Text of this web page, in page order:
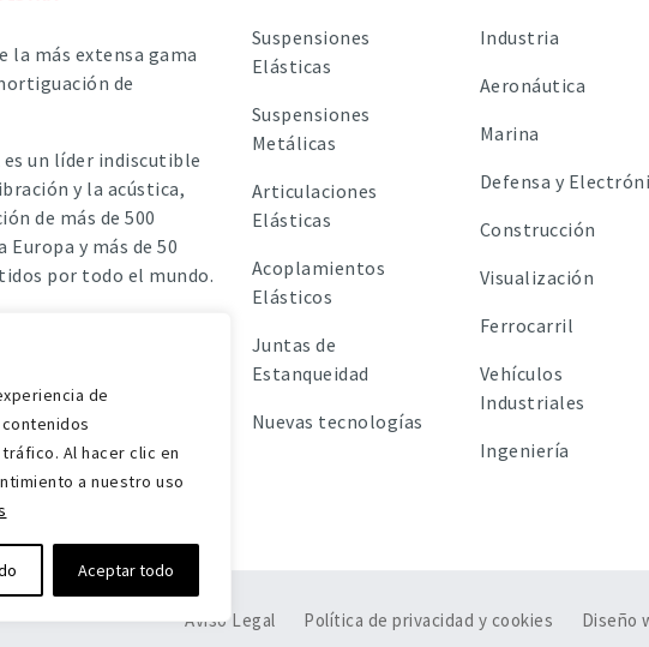
de
Al hacer clic en
a nuestro uso
Aceptar todo
la más extensa gama
de
es un líder indiscutible
y la acústica,
de más de 500
y más de 50
por todo el mundo.
Suspensiones
Elásticas
Suspensiones
Metálicas
Articulaciones
Elásticas
Acoplamientos
Elásticos
Juntas de
Estanqueidad
Nuevas tecnologías
Industria
Aeronáutica
Marina
Defensa y
Construcción
Visualización
Ferrocarril
Vehículos
Industriales
Ingeniería
Aviso Legal Política de privacidad y cookies Diseño